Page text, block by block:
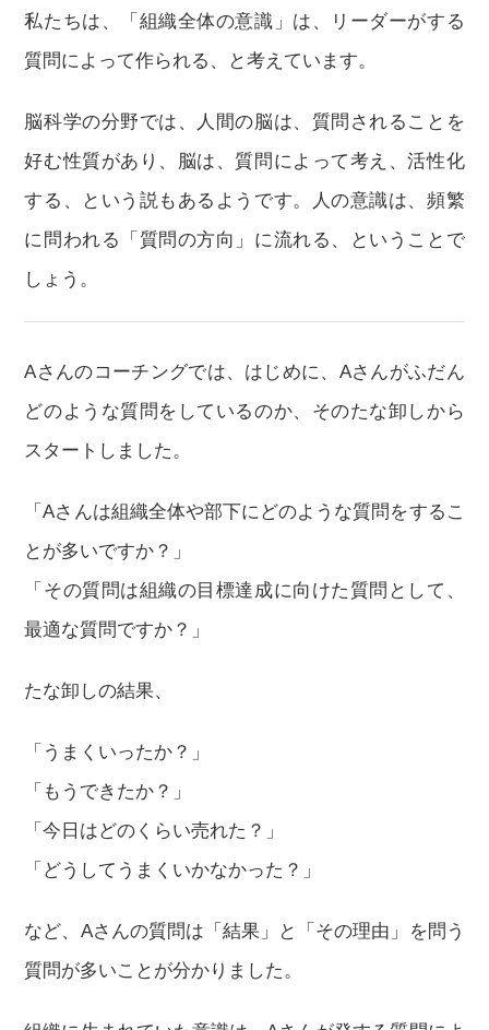
私たちは、「組織全体の意識」は、リーダーがする
質問によって作られる、と考えています。
脳科学の分野では、人間の脳は、質問されることを
好む性質があり、脳は、質問によって考え、活性化
する、という説もあるようです。人の意識は、頻繁
に問われる「質問の方向」に流れる、ということで
しょう。
Aさんのコーチングでは、はじめに、Aさんがふだん
どのような質問をしているのか、そのたな卸しから
スタートしました。
「Aさんは組織全体や部下にどのような質問をするこ
とが多いですか？」
「その質問は組織の目標達成に向けた質問として、
最適な質問ですか？」
たな卸しの結果、
「うまくいったか？」
「もうできたか？」
「今日はどのくらい売れた？」
「どうしてうまくいかなかった？」
など、Aさんの質問は「結果」と「その理由」を問う
質問が多いことが分かりました。